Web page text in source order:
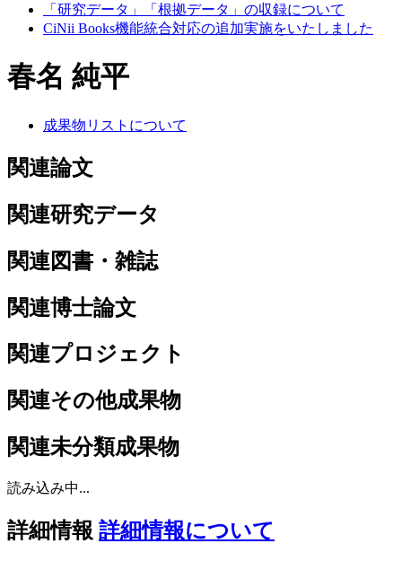
「研究データ」「根拠データ」の収録について
CiNii Books機能統合対応の追加実施をいたしました
春名 純平
成果物リストについて
関連論文
関連研究データ
関連図書・雑誌
関連博士論文
関連プロジェクト
関連その他成果物
関連未分類成果物
読み込み中...
詳細情報 詳細情報について